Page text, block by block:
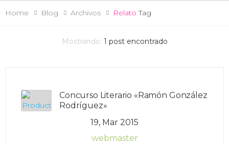
Home Blog Archivos Relato Tag
Mostrando: 1 post encontrado
Concurso Literario «Ramón González
Rodríguez»
19, Mar 2015
webmaster